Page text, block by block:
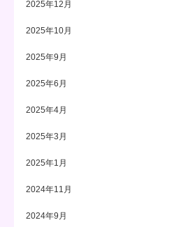
2025年12月
2025年10月
2025年9月
2025年6月
2025年4月
2025年3月
2025年1月
2024年11月
2024年9月